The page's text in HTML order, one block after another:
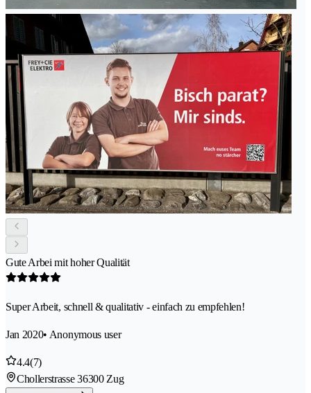
Gute Arbei mit hoher Qualität
Super Arbeit, schnell & qualitativ - einfach zu empfehlen!
Jan 2020• Anonymous user
4.4(7)
Chollerstrasse 36300 Zug